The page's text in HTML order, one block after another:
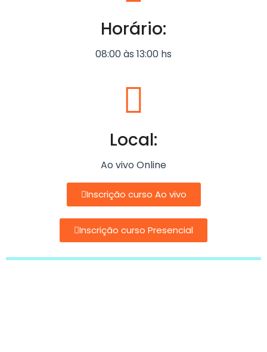
Horário:
08:00 às 13:00 hs
Local:
Ao vivo Online
Inscrição curso Ao vivo
Inscrição curso Presencial